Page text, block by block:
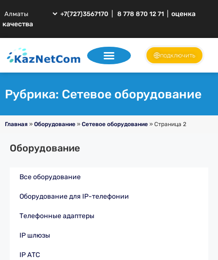
+7(727)3567170 8 778 870 12 71
оценка
качества
подключить
Рубрика: Сетевое оборудование
Главная » Оборудование » Сетевое оборудование » Страница 2
Оборудование
Все оборудование
Оборудование для IP-телефонии
Телефонные адаптеры
IP шлюзы
IP АТС